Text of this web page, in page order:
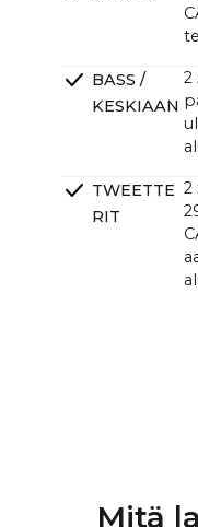
BASS /
KESKIAAN
2
TWEETTE
RIT
2
Mitä